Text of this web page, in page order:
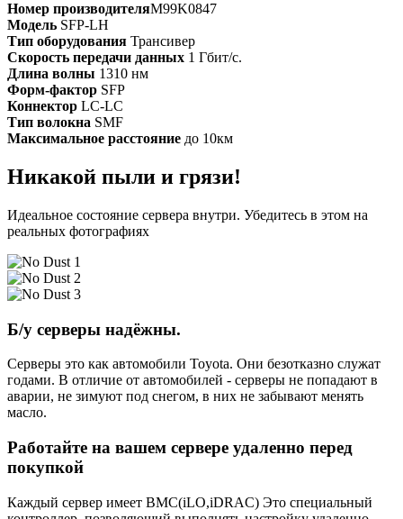
Номер производителяM99K0847
Модель SFP-LH
Тип оборудования Трансивер
Скорость передачи данных 1 Гбит/с.
Длина волны 1310 нм
Форм-фактор SFP
Коннектор LC-LC
Тип волокна SMF
Максимальное расстояние до 10км
Никакой пыли и грязи!
Идеальное состояние сервера внутри. Убедитесь в этом на
реальных фотографиях
Б/у серверы надёжны.
Серверы это как автомобили Toyota. Они безотказно служат
годами. В отличие от автомобилей - серверы не попадают в
аварии, не зимуют под снегом, в них не забывают менять
масло.
Работайте на вашем сервере удаленно перед
покупкой
Каждый сервер имеет BMC(iLO,iDRAC) Это специальный